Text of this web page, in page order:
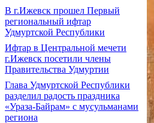
В г.Ижевск прошел Первый
региональный ифтар
Удмуртской Республики
Ифтар в Центральной мечети
г.Ижевск посетили члены
Правительства Удмуртии
Глава Удмуртской Республики
разделил радость праздника
«Ураза-Байрам» с мусульманами
региона